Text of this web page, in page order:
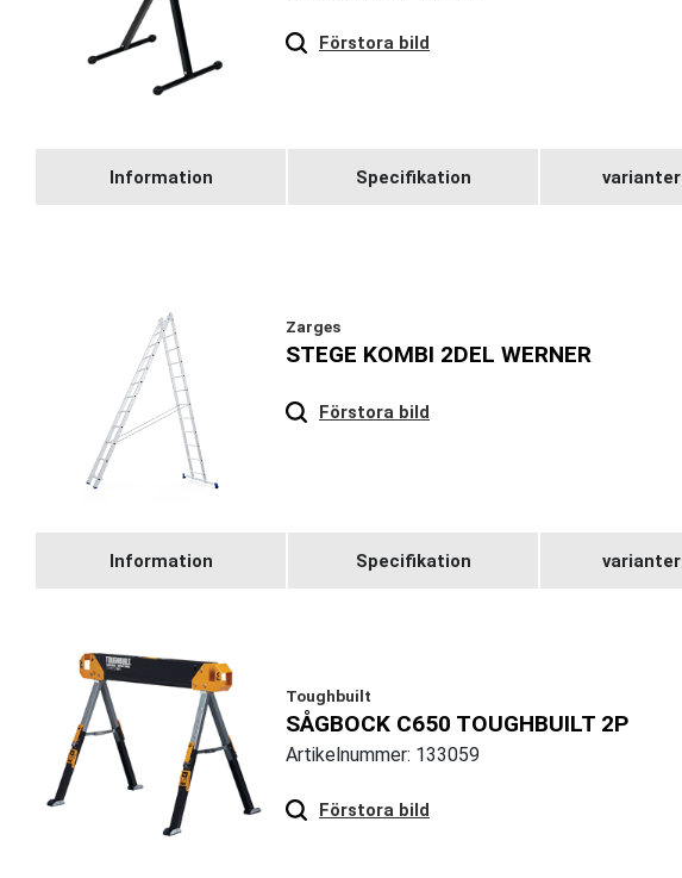
Förstora bild
Information Specifikation varianter
Zarges
STEGE KOMBI 2DEL WERNER
Förstora bild
Information Specifikation varianter
Toughbuilt
SÅGBOCK C650 TOUGHBUILT 2P
Artikelnummer: 133059
Förstora bild